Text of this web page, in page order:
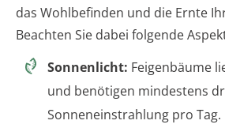
das Wohlbefinden und die Ernte
Beachten Sie dabei folgende
Sonnenlicht: Feigenbäume
und benötigen mindestens
Sonneneinstrahlung pro Tag.